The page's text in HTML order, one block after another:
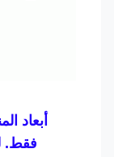
أبعاد
فقط.